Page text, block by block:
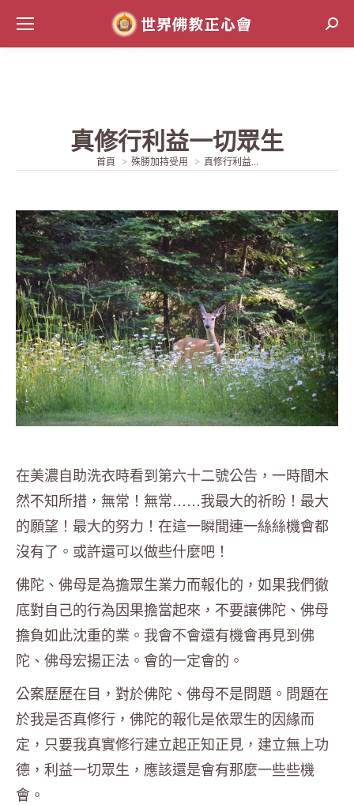
真修行利益一切眾生
當前位置:
首頁 殊勝加持受用 真修行利益...
在美濃自助洗衣時看到第六十二號公告，一時間木
然不知所措，無常！無常……我最大的祈盼！最大
的願望！最大的努力！在這一瞬間連一絲絲機會都
沒有了。或許還可以做些什麼吧！
佛陀、佛母是為擔眾生業力而報化的，如果我們徹
底對自己的行為因果擔當起來，不要讓佛陀、佛母
擔負如此沈重的業。我會不會還有機會再見到佛
陀、佛母宏揚正法。會的一定會的。
公案歷歷在目，對於佛陀、佛母不是問題。問題在
於我是否真修行，佛陀的報化是依眾生的因緣而
定，只要我真實修行建立起正知正見，建立無上功
德，利益一切眾生，應該還是會有那麼一些些機
會。